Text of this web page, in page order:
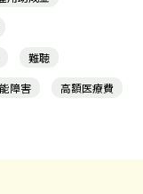
難聴
障害
高額医療費